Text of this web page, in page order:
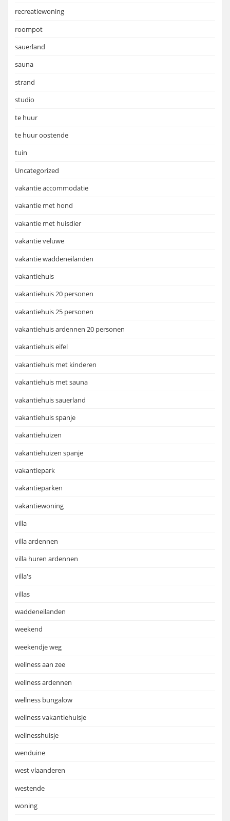
recreatiewoning
roompot
sauerland
sauna
strand
studio
te huur
te huur oostende
tuin
Uncategorized
vakantie accommodatie
vakantie met hond
vakantie met huisdier
vakantie veluwe
vakantie waddeneilanden
vakantiehuis
vakantiehuis 20 personen
vakantiehuis 25 personen
vakantiehuis ardennen 20 personen
vakantiehuis eifel
vakantiehuis met kinderen
vakantiehuis met sauna
vakantiehuis sauerland
vakantiehuis spanje
vakantiehuizen
vakantiehuizen spanje
vakantiepark
vakantieparken
vakantiewoning
villa
villa ardennen
villa huren ardennen
villa's
villas
waddeneilanden
weekend
weekendje weg
wellness aan zee
wellness ardennen
wellness bungalow
wellness vakantiehuisje
wellnesshuisje
wenduine
west vlaanderen
westende
woning